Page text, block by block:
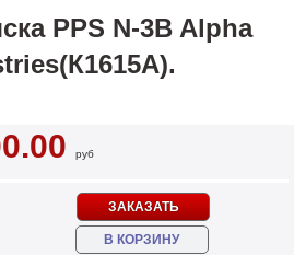
PPS N-3B Alpha
руб
ЗАКАЗАТЬ
В КОРЗИНУ